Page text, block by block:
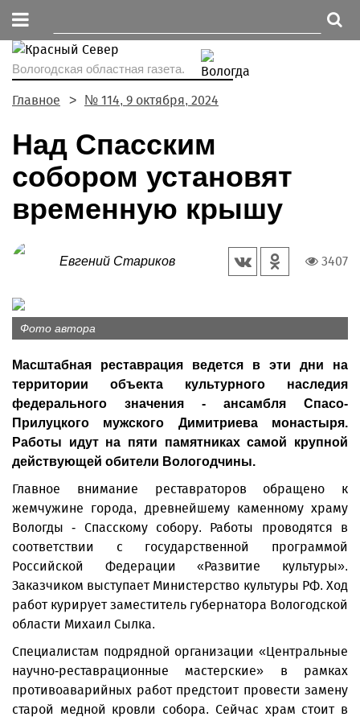
Вологодская областная газета.
Главное № 114, 9 октября, 2024
Над Спасским
собором установят
временную крышу
Евгений Стариков 3407
Фото автора
Масштабная реставрация ведется в эти дни на
территории объекта культурного наследия
федерального значения - ансамбля Спасо-
Прилуцкого мужского Димитриева монастыря.
Работы идут на пяти памятниках самой крупной
действующей обители Вологодчины.
Главное внимание реставраторов обращено к
жемчужине города, древнейшему каменному храму
Вологды - Спасскому собору. Работы проводятся в
соответствии с государственной программой
Российской Федерации «Развитие культуры».
Заказчиком выступает Министерство культуры РФ. Ход
работ курирует заместитель губернатора Вологодской
области Михаил Сылка.
Специалистам подрядной организации «Центральные
научно-реставрационные мастерские» в рамках
противоаварийных работ предстоит провести замену
старой медной кровли собора. Сейчас храм стоит в